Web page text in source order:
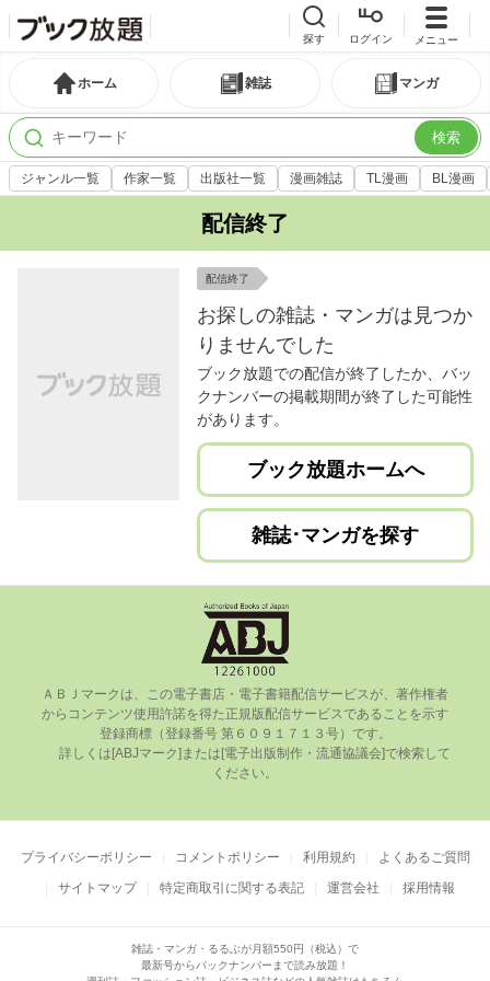
探す ログイン メニュー
ホーム 雑誌 マンガ
検索
ジャンル一覧 作家一覧 出版社一覧 漫画雑誌 TL漫画 BL漫画
配信終了
配信終了
お探しの雑誌・マンガは見つか
りませんでした
ブック放題での配信が終了したか、バッ
クナンバーの掲載期間が終了した可能性
があります。
ブック放題ホームへ
雑誌･マンガを探す
ＡＢＪマークは、この電⼦書店・電⼦書籍配信サービスが、著作権者
からコンテンツ使⽤許諾を得た正規版配信サービスであることを⽰す
登録商標（登録番号 第６０９１７１３号）です。
ください。
プライバシーポリシー コメントポリシー 利用規約
よくあるご質問
サイトマップ
特定商取引に関する表記 運営会社 採用情報
雑誌・マンガ・るるぶが月額550円（税込）で
最新号からバックナンバーまで読み放題！